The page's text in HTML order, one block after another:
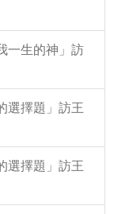
一生的神」訪
選擇題」訪王
選擇題」訪王